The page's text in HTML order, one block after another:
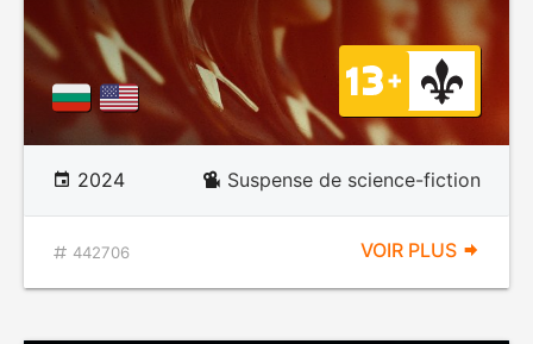
2024 Suspense de science-fiction
442706 VOIR PLUS